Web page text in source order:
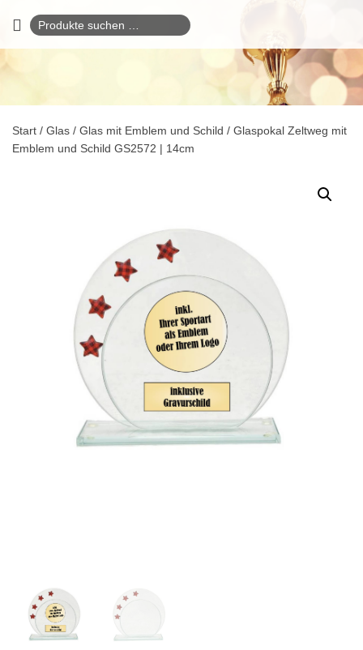
Suchen
nach:
Start / Glas / Glas mit Emblem und Schild / Glaspokal Zeltweg mit
Emblem und Schild GS2572 | 14cm